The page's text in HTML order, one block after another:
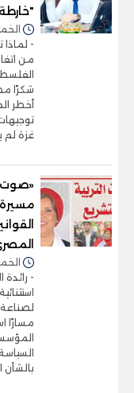
الخميس 06/
- لماذا
من
شكرًا
أخطر
غزة لم
«صوت
مسيرة
الخميس 06/
-
مسارًا